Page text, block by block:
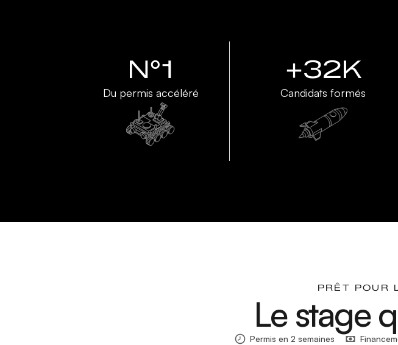
N°1
Du permis accéléré
+32K
Candidats formés
PRÊT POUR
Le stage
Permis en 2 semaines